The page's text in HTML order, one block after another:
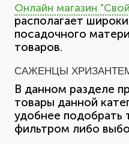
Онлайн магазин
располагает
посадочного
товаров.
САЖЕНЦЫ
В данном разделе
товары данной
удобнее подобрать
фильтром либо